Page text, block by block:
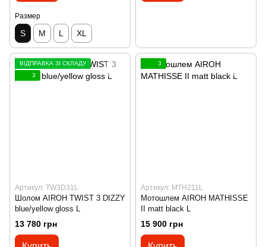
Размер
S M L XL
ВІДПРАВКА ЗІ СКЛАДУ
3
Артикул: TW3D31L
Шолом AIROH TWIST 3 DIZZY
blue/yellow gloss L
13 780 грн
3
Артикул: MTH211L
Мотошлем AIROH MATHISSE
II matt black L
15 900 грн